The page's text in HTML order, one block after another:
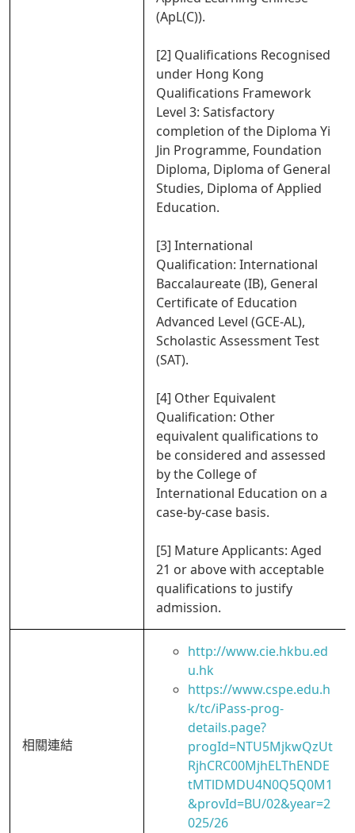
(ApL(C)).
[2] Qualifications Recognised
under Hong Kong
Qualifications Framework
Level 3: Satisfactory
completion of the Diploma Yi
Jin Programme, Foundation
Diploma, Diploma of General
Studies, Diploma of Applied
Education.
[3] International
Qualification: International
Baccalaureate (IB), General
Certificate of Education
Advanced Level (GCE-AL),
Scholastic Assessment Test
(SAT).
[4] Other Equivalent
Qualification: Other
equivalent qualifications to
be considered and assessed
by the College of
International Education on a
case-by-case basis.
[5] Mature Applicants: Aged
21 or above with acceptable
qualifications to justify
admission.
相關連結
http://www.cie.hkbu.ed
u.hk
https://www.cspe.edu.h
k/tc/iPass-prog-
details.page?
progId=NTU5MjkwQzUt
RjhCRC00MjhELThENDE
tMTlDMDU4N0Q5Q0M1
&provId=BU/02&year=2
025/26